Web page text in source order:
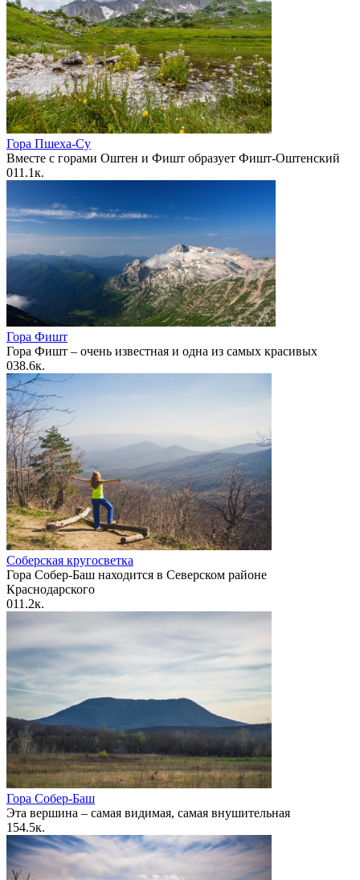
Гора Пшеха-Су
Вместе с горами Оштен и Фишт образует Фишт-Оштенский
011.1к.
Гора Фишт
Гора Фишт – очень известная и одна из самых красивых
038.6к.
Соберская кругосветка
Гора Собер-Баш находится в Северском районе
Краснодарского
011.2к.
Гора Собер-Баш
Эта вершина – самая видимая, самая внушительная
1 54.5к.